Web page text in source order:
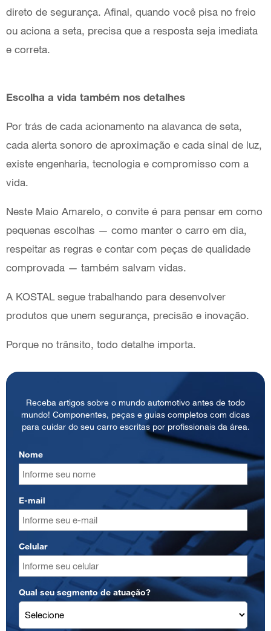
direto de segurança. Afinal, quando você pisa no freio
ou aciona a seta, precisa que a resposta seja imediata
e correta.
Escolha a vida também nos detalhes
Por trás de cada acionamento na alavanca de seta,
cada alerta sonoro de aproximação e cada sinal de luz,
existe engenharia, tecnologia e compromisso com a
vida.
Neste Maio Amarelo, o convite é para pensar em como
pequenas escolhas — como manter o carro em dia,
respeitar as regras e contar com peças de qualidade
comprovada — também salvam vidas.
A KOSTAL segue trabalhando para desenvolver
produtos que unem segurança, precisão e inovação.
Porque no trânsito, todo detalhe importa.
Receba artigos sobre o mundo automotivo antes de todo
mundo! Componentes, peças e guias completos com dicas
para cuidar do seu carro escritas por profissionais da área.
Nome
E-mail
Celular
Qual seu segmento de atuação?